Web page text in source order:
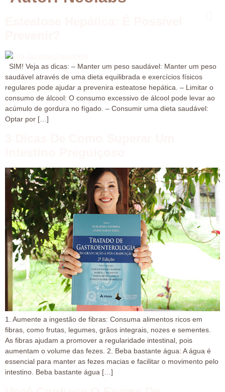
SIM! Veja as dicas: – Manter um peso saudável: Manter um peso
saudável através de uma dieta equilibrada e exercícios físicos
regulares pode ajudar a prevenira esteatose hepática. – Limitar o
consumo de álcool: O consumo excessivo de álcool pode levar ao
acúmulo de gordura no fígado. – Consumir uma dieta saudável:
Optar por […]
1. Aumente a ingestão de fibras: Consuma alimentos ricos em
fibras, como frutas, legumes, grãos integrais, nozes e sementes.
As fibras ajudam a promover a regularidade intestinal, pois
aumentam o volume das fezes. 2. Beba bastante água: A água é
essencial para manter as fezes macias e facilitar o movimento pelo
intestino. Beba bastante água […]